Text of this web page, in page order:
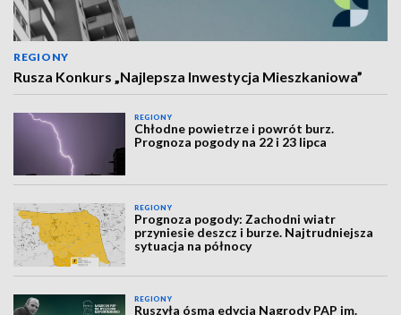
REGIONY
Rusza Konkurs „Najlepsza Inwestycja Mieszkaniowa”
REGIONY
Chłodne powietrze i powrót burz.
Prognoza pogody na 22 i 23 lipca
REGIONY
Prognoza pogody: Zachodni wiatr
przyniesie deszcz i burze. Najtrudniejsza
sytuacja na północy
REGIONY
Ruszyła ósma edycja Nagrody PAP im.